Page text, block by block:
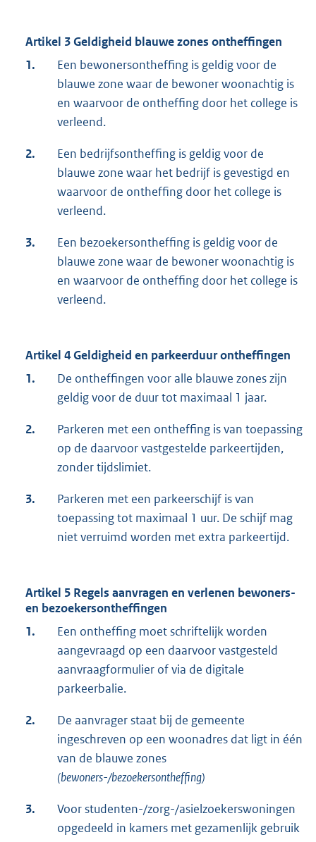
Artikel 3 Geldigheid blauwe zones ontheffingen
1.
Een bewonersontheffing is geldig voor de
blauwe zone waar de bewoner woonachtig is
en waarvoor de ontheffing door het college is
verleend.
2.
Een bedrijfsontheffing is geldig voor de
blauwe zone waar het bedrijf is gevestigd en
waarvoor de ontheffing door het college is
verleend.
3.
Een bezoekersontheffing is geldig voor de
blauwe zone waar de bewoner woonachtig is
en waarvoor de ontheffing door het college is
verleend.
Artikel 4 Geldigheid en parkeerduur ontheffingen
1.
De ontheffingen voor alle blauwe zones zijn
geldig voor de duur tot maximaal 1 jaar.
2.
Parkeren met een ontheffing is van toepassing
op de daarvoor vastgestelde parkeertijden,
zonder tijdslimiet.
3.
Parkeren met een parkeerschijf is van
toepassing tot maximaal 1 uur. De schijf mag
niet verruimd worden met extra parkeertijd.
Artikel 5 Regels aanvragen en verlenen bewoners-
en bezoekersontheffingen
1.
Een ontheffing moet schriftelijk worden
aangevraagd op een daarvoor vastgesteld
aanvraagformulier of via de digitale
parkeerbalie.
2.
De aanvrager staat bij de gemeente
ingeschreven op een woonadres dat ligt in één
van de blauwe zones
(bewoners-/bezoekersontheffing)
3.
Voor studenten-/zorg-/asielzoekerswoningen
opgedeeld in kamers met gezamenlijk gebruik